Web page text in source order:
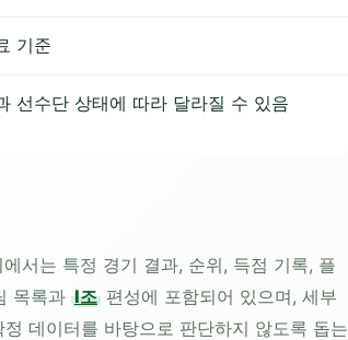
기준
선수단 상태에 따라 달라질 수 있음
서는 특정 경기 결과, 순위, 득점 기록, 플
목록과 I조편성에 포함되어 있으며, 세부
데이터를 바탕으로 판단하지 않도록 돕는